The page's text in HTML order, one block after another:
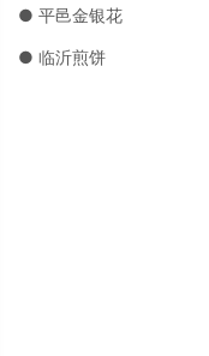
● 平邑金银花
● 临沂煎饼